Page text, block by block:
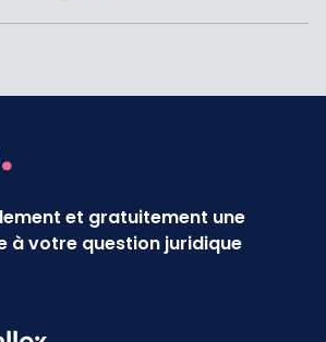
et gratuitement une
à votre question juridique